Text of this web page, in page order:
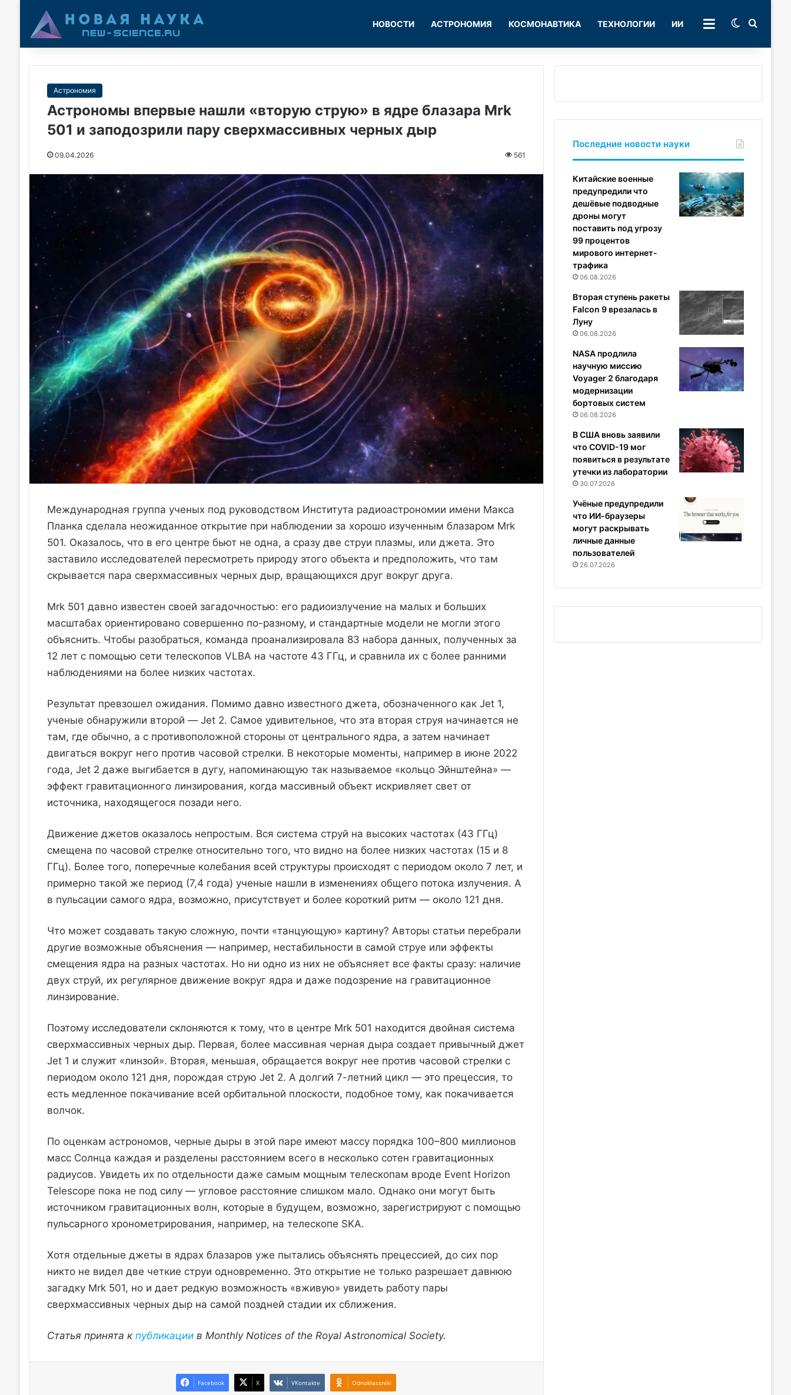
НОВОСТИ АСТРОНОМИЯ КОСМОНАВТИКА ТЕХНОЛОГИИ ИИ РУБРИКИSwitch skin
Астрономия
Астрономы впервые нашли «вторую струю» в ядре блазара Mrk
501 и заподозрили пару сверхмассивных черных дыр
09.04.2026 561
Международная группа ученых под руководством Института радиоастрономии имени Макса
Планка сделала неожиданное открытие при наблюдении за хорошо изученным блазаром Mrk
501. Оказалось, что в его центре бьют не одна, а сразу две струи плазмы, или джета. Это
заставило исследователей пересмотреть природу этого объекта и предположить, что там
скрывается пара сверхмассивных черных дыр, вращающихся друг вокруг друга.
Mrk 501 давно известен своей загадочностью: его радиоизлучение на малых и больших
масштабах ориентировано совершенно по-разному, и стандартные модели не могли этого
объяснить. Чтобы разобраться, команда проанализировала 83 набора данных, полученных за
12 лет с помощью сети телескопов VLBA на частоте 43 ГГц, и сравнила их с более ранними
наблюдениями на более низких частотах.
Результат превзошел ожидания. Помимо давно известного джета, обозначенного как Jet 1,
ученые обнаружили второй — Jet 2. Самое удивительное, что эта вторая струя начинается не
там, где обычно, а с противоположной стороны от центрального ядра, а затем начинает
двигаться вокруг него против часовой стрелки. В некоторые моменты, например в июне 2022
года, Jet 2 даже выгибается в дугу, напоминающую так называемое «кольцо Эйнштейна» —
эффект гравитационного линзирования, когда массивный объект искривляет свет от
источника, находящегося позади него.
Движение джетов оказалось непростым. Вся система струй на высоких частотах (43 ГГц)
смещена по часовой стрелке относительно того, что видно на более низких частотах (15 и 8
ГГц). Более того, поперечные колебания всей структуры происходят с периодом около 7 лет, и
примерно такой же период (7,4 года) ученые нашли в изменениях общего потока излучения. А
в пульсации самого ядра, возможно, присутствует и более короткий ритм — около 121 дня.
Что может создавать такую сложную, почти «танцующую» картину? Авторы статьи перебрали
другие возможные объяснения — например, нестабильности в самой струе или эффекты
смещения ядра на разных частотах. Но ни одно из них не объясняет все факты сразу: наличие
двух струй, их регулярное движение вокруг ядра и даже подозрение на гравитационное
линзирование.
Поэтому исследователи склоняются к тому, что в центре Mrk 501 находится двойная система
сверхмассивных черных дыр. Первая, более массивная черная дыра создает привычный джет
Jet 1 и служит «линзой». Вторая, меньшая, обращается вокруг нее против часовой стрелки с
периодом около 121 дня, порождая струю Jet 2. А долгий 7-летний цикл — это прецессия, то
есть медленное покачивание всей орбитальной плоскости, подобное тому, как покачивается
волчок.
По оценкам астрономов, черные дыры в этой паре имеют массу порядка 100–800 миллионов
масс Солнца каждая и разделены расстоянием всего в несколько сотен гравитационных
радиусов. Увидеть их по отдельности даже самым мощным телескопам вроде Event Horizon
Telescope пока не под силу — угловое расстояние слишком мало. Однако они могут быть
источником гравитационных волн, которые в будущем, возможно, зарегистрируют с помощью
пульсарного хронометрирования, например, на телескопе SKA.
Хотя отдельные джеты в ядрах блазаров уже пытались объяснять прецессией, до сих пор
никто не видел две четкие струи одновременно. Это открытие не только разрешает давнюю
загадку Mrk 501, но и дает редкую возможность «вживую» увидеть работу пары
сверхмассивных черных дыр на самой поздней стадии их сближения.
Статья принята к публикациив Monthly Notices of the Royal Astronomical Society.
Facebook X VKontakte Odnoklassniki
Последние новости науки
Китайские военные
предупредили что
дешёвые подводные
дроны могут
поставить под угрозу
99 процентов
мирового интернет-
трафика
06.08.2026
Вторая ступень ракеты
Falcon 9 врезалась в
Луну
06.08.2026
NASA продлила
научную миссию
Voyager 2 благодаря
модернизации
бортовых систем
06.08.2026
В США вновь заявили
что COVID-19 мог
появиться в результате
утечки из лаборатории
30.07.2026
Учёные предупредили
что ИИ-браузеры
могут раскрывать
личные данные
пользователей
26.07.2026